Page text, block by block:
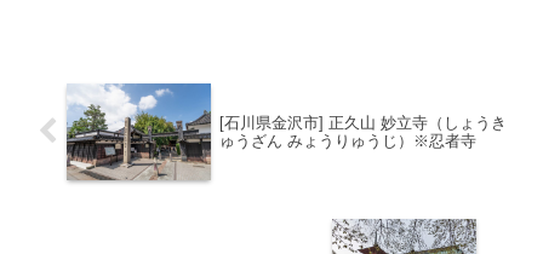
[石川県金沢市] 正久山 妙立寺（しょうき
ゅうざん みょうりゅうじ）※忍者寺